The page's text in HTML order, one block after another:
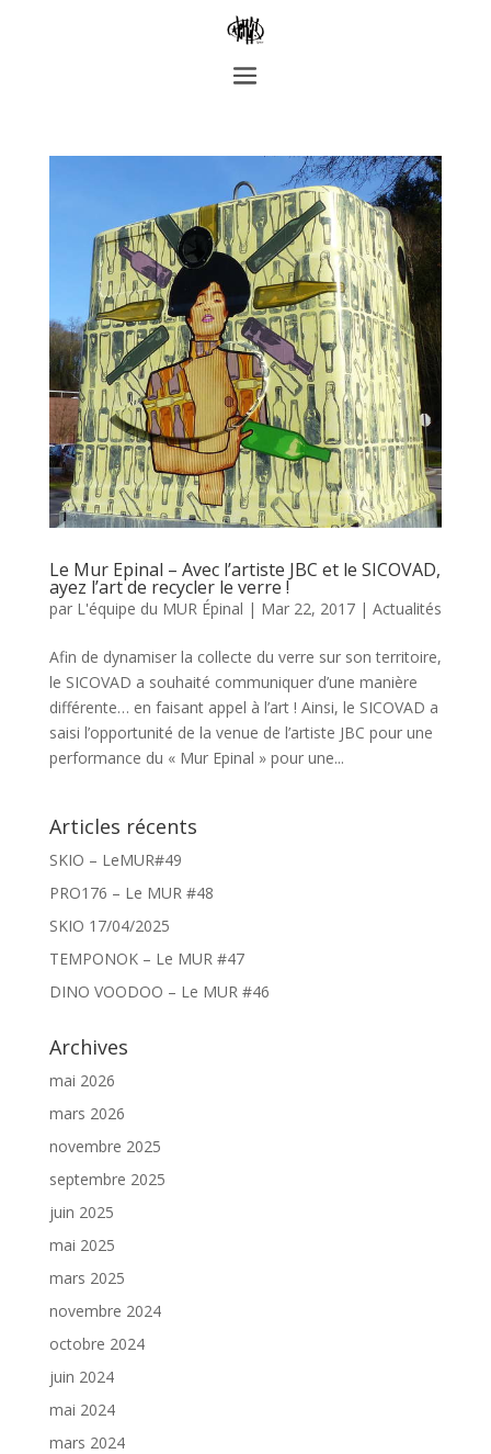
Le Mur Epinal – Avec l’artiste JBC et le SICOVAD,
ayez l’art de recycler le verre !
par L'équipe du MUR Épinal | Mar 22, 2017| Actualités
Afin de dynamiser la collecte du verre sur son territoire,
le SICOVAD a souhaité communiquer d’une manière
différente… en faisant appel à l’art ! Ainsi, le SICOVAD a
saisi l’opportunité de la venue de l’artiste JBC pour une
performance du « Mur Epinal » pour une...
Articles récents
SKIO – LeMUR#49
PRO176 – Le MUR #48
SKIO 17/04/2025
TEMPONOK – Le MUR #47
DINO VOODOO – Le MUR #46
Archives
mai 2026
mars 2026
novembre 2025
septembre 2025
juin 2025
mai 2025
mars 2025
novembre 2024
octobre 2024
juin 2024
mai 2024
mars 2024